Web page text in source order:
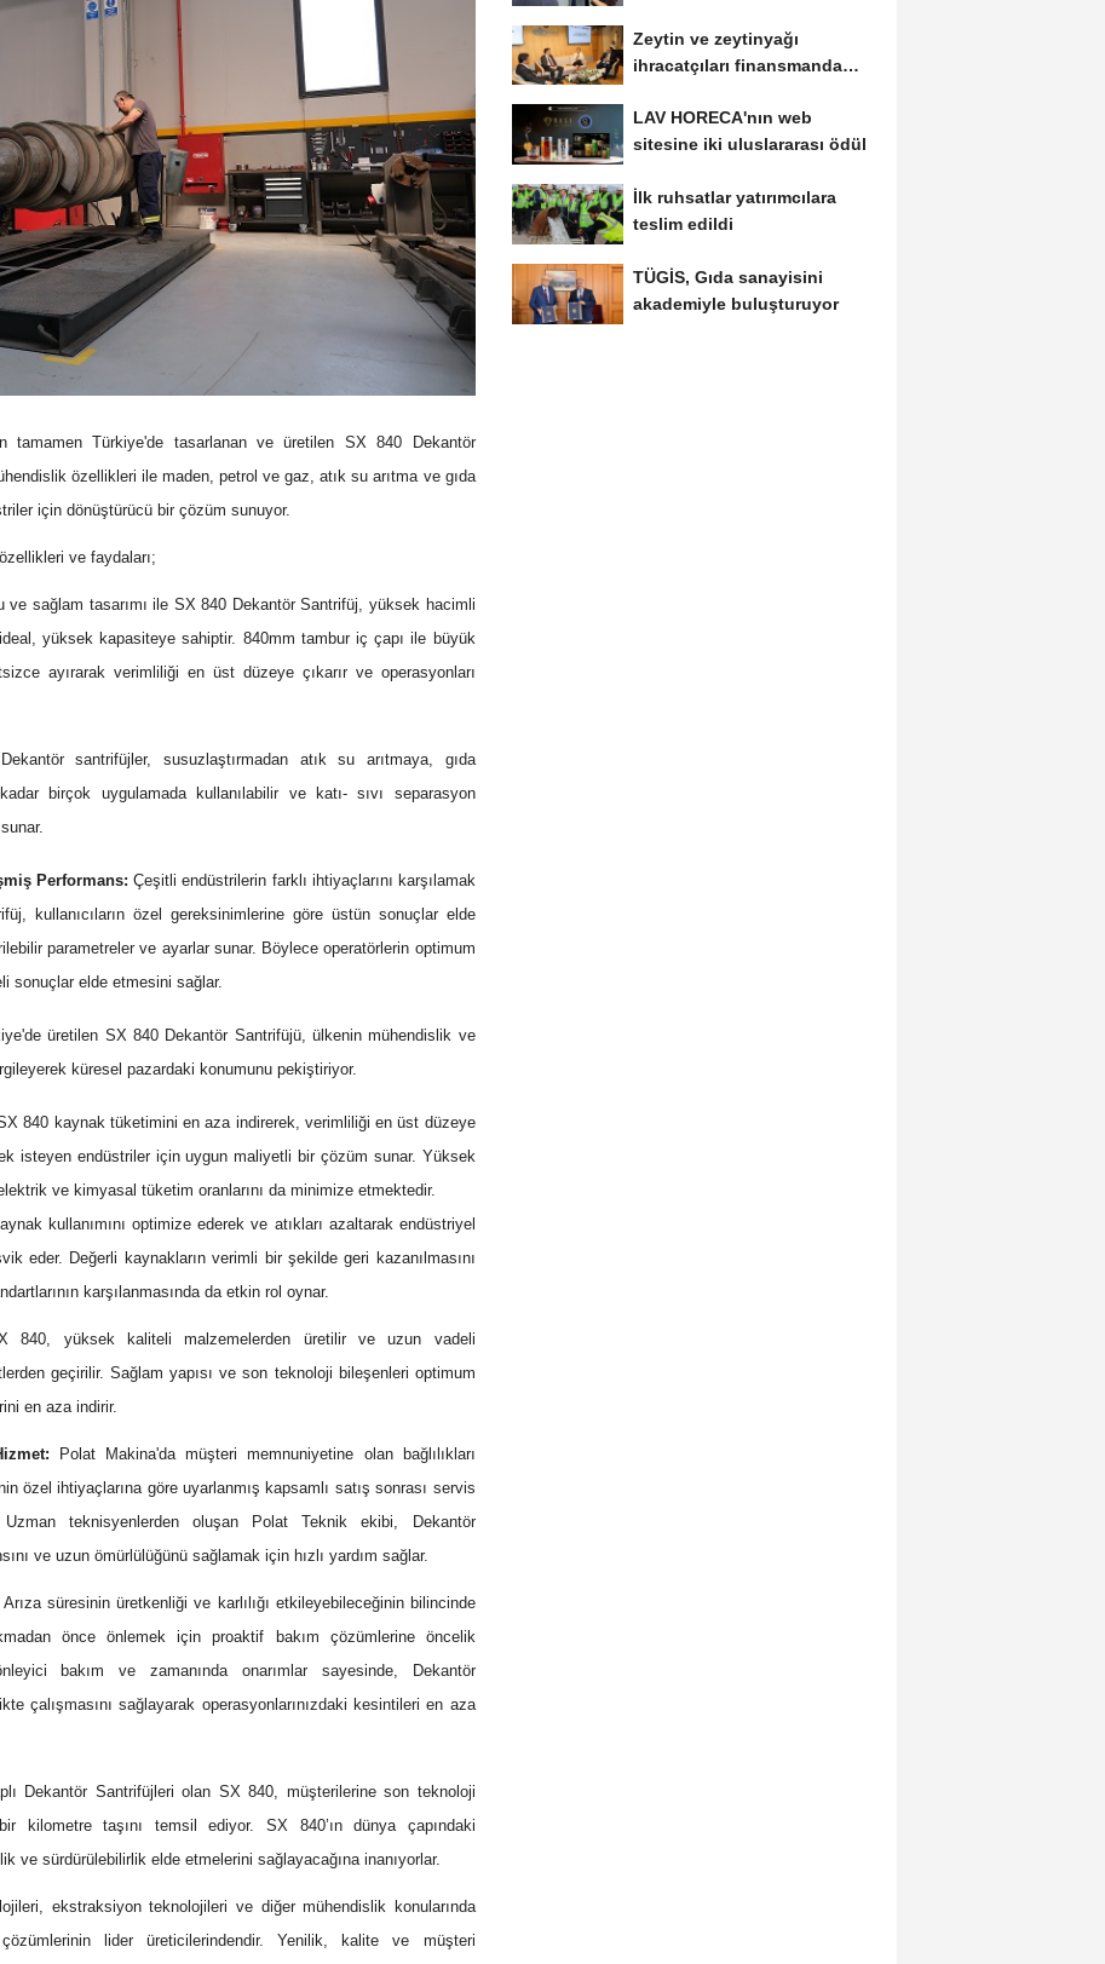
tamamen Türkiye'de tasarlanan ve üretilen SX 840 Dekantör
özellikleri ile maden, petrol ve gaz, atık su arıtma ve gıda
için dönüştürücü bir çözüm sunuyor.
ve faydaları;
ve sağlam tasarımı ile SX 840 Dekantör Santrifüj, yüksek hacimli
ideal, yüksek kapasiteye sahiptir. 840mm tambur iç çapı ile büyük
ayırarak verimliliği en üst düzeye çıkarır ve operasyonları
santrifüjler, susuzlaştırmadan atık su arıtmaya, gıda
birçok uygulamada kullanılabilir ve katı- sıvı separasyon
Performans: Çeşitli endüstrilerin farklı ihtiyaçlarını karşılamak
kullanıcıların özel gereksinimlerine göre üstün sonuçlar elde
parametreler ve ayarlar sunar. Böylece operatörlerin optimum
sonuçlar elde etmesini sağlar.
üretilen SX 840 Dekantör Santrifüjü, ülkenin mühendislik ve
küresel pazardaki konumunu pekiştiriyor.
840 kaynak tüketimini en aza indirerek, verimliliği en üst düzeye
isteyen endüstriler için uygun maliyetli bir çözüm sunar. Yüksek
ve kimyasal tüketim oranlarını da minimize etmektedir.
kullanımını optimize ederek ve atıkları azaltarak endüstriyel
eder. Değerli kaynakların verimli bir şekilde geri kazanılmasını
karşılanmasında da etkin rol oynar.
840, yüksek kaliteli malzemelerden üretilir ve uzun vadeli
geçirilir. Sağlam yapısı ve son teknoloji bileşenleri optimum
en aza indirir.
Polat Makina'da müşteri memnuniyetine olan bağlılıkları
özel ihtiyaçlarına göre uyarlanmış kapsamlı satış sonrası servis
teknisyenlerden oluşan Polat Teknik ekibi, Dekantör
ve uzun ömürlülüğünü sağlamak için hızlı yardım sağlar.
Arıza süresinin üretkenliği ve karlılığı etkileyebileceğinin bilincinde
önce önlemek için proaktif bakım çözümlerine öncelik
bakım ve zamanında onarımlar sayesinde, Dekantör
çalışmasını sağlayarak operasyonlarınızdaki kesintileri en aza
Dekantör Santrifüjleri olan SX 840, müşterilerine son teknoloji
kilometre taşını temsil ediyor. SX 840’ın dünya çapındaki
ve sürdürülebilirlik elde etmelerini sağlayacağına inanıyorlar.
ekstraksiyon teknolojileri ve diğer mühendislik konularında
lider üreticilerindendir. Yenilik, kalite ve müşteri
Zeytin ve zeytinyağı
ihracatçıları finansmanda
LAV HORECA'nın web
sitesine iki uluslararası ödül
İlk ruhsatlar yatırımcılara
teslim edildi
TÜGİS, Gıda sanayisini
akademiyle buluşturuyor